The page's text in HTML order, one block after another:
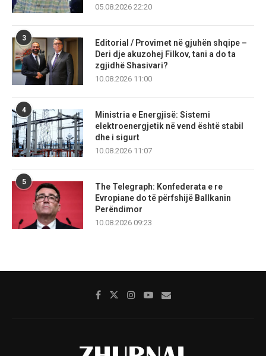
05.08.2026 22:20
3
Editorial / Provimet në gjuhën shqipe –
Deri dje akuzohej Filkov, tani a do ta
zgjidhë Shasivari?
10.08.2026 11:00
4
Ministria e Energjisë: Sistemi
elektroenergjetik në vend është stabil
dhe i sigurt
10.08.2026 11:07
5
The Telegraph: Konfederata e re
Evropiane do të përfshijë Ballkanin
Perëndimor
10.08.2026 09:23